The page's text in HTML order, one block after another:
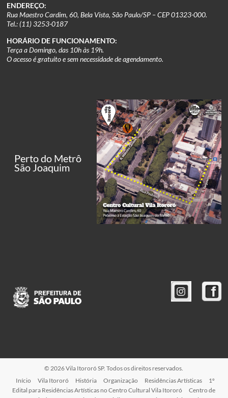
ENDEREÇO:
Rua Maestro Cardim, 60, Bela Vista, São Paulo/SP – CEP 01323-000.
Tel.: (11) 3253-0187
HORÁRIO DE FUNCIONAMENTO:
Terça a Domingo, das 10h às 19h.
O acesso é gratuito e sem necessidade de agendamento.
Perto do Metrô
São Joaquim
© 2026 Vila Itororó SP. Todos os direitos reservados.
Início
Vila Itororó História Organização Residências Artísticas
1º
Edital para Residências Artísticas no Centro Cultural Vila Itororó
Centro de